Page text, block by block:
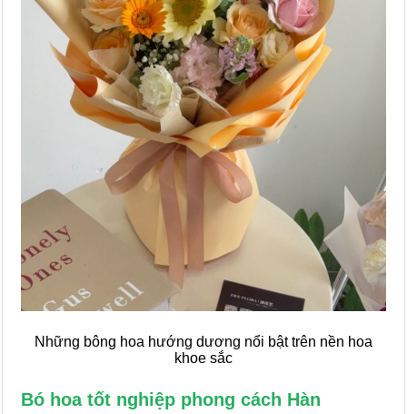
Những bông hoa hướng dương nổi bật trên nền hoa
khoe sắc
Bó hoa tốt nghiệp phong cách Hàn